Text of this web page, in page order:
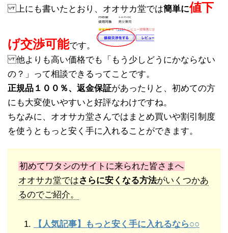
上にも書いたとおり、オオサカ堂では簡単に値下
げ交渉可能です。
他よりも高い価格でも「もう少しどうにかならない
の？」って相談できるってことです。
正規品１００％、返金保証があったりと、初めての方
にも大変使いやすいと好評なわけですね。
ちなみに、オオサカ堂さんではまとめ買いや割引制度
を使うともっと安く手に入れることができます。
初めてワタシのサイトに来られた皆さまへ
オオサカ堂ではさらに安くなる方法がいくつかあ
るのでご紹介。
【人気記事】もっと安く手に入れるなら○○